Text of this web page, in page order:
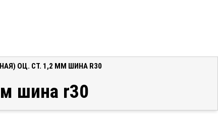
ОЦ. СТ. 1,2 ММ ШИНА R30
шина r30